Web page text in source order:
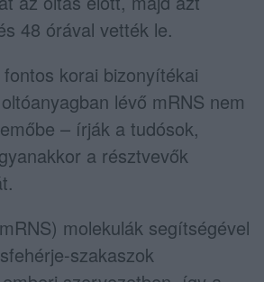
48 órával vették le.
korai bizonyítékai
lévő mRNS nem
– írják a tudósok,
a résztvevők
molekulák segítségével
szakaszok